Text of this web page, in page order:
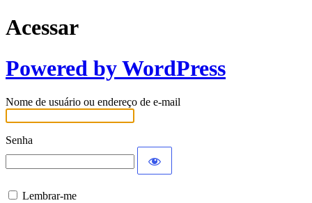
Acessar
Powered by WordPress
Nome de usuário ou endereço de e-mail
Senha
Lembrar-me